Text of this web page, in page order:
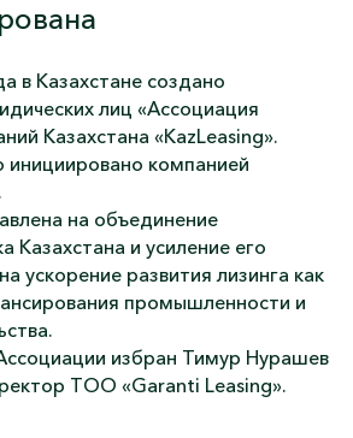
в Казахстане создано
лиц «Ассоциация
Казахстана «KazLeasing».
инициировано компанией
на объединение
Казахстана и усиление его
ускорение развития лизинга как
промышленности и
избран Тимур Нурашев
ТОО «Garanti Leasing».